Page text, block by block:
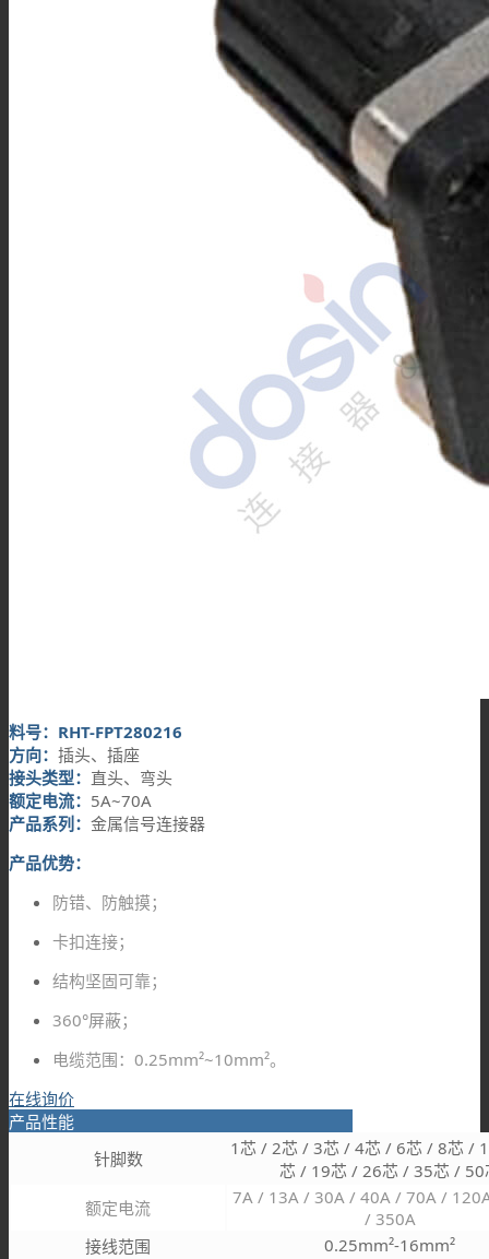
料号：RHT-FPT280216
方向： 插头、插座
接头类型： 直头、弯头
额定电流： 5A~70A
产品系列： 金属信号连接器
产品优势：
防错、防触摸；
卡扣连接；
结构坚固可靠；
360°屏蔽；
电缆范围：0.25mm²~10mm²。
在线询价
产品性能
针脚数
1芯 / 2芯 / 3芯 / 4芯 / 6芯 / 8芯 /
芯 / 19芯 / 26芯 / 35芯 / 50
额定电流
7A / 13A / 30A / 40A / 70A /
/ 350A
接线范围
0.25mm²-16mm²